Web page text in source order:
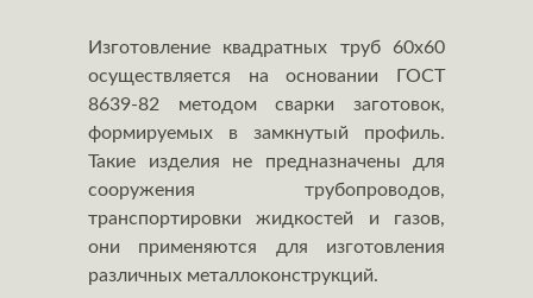
Изготовление квадратных труб 60х60
осуществляется на основании ГОСТ
8639-82 методом сварки заготовок,
формируемых в замкнутый профиль.
Такие изделия не предназначены для
сооружения трубопроводов,
транспортировки жидкостей и газов,
они применяются для изготовления
различных металлоконструкций.